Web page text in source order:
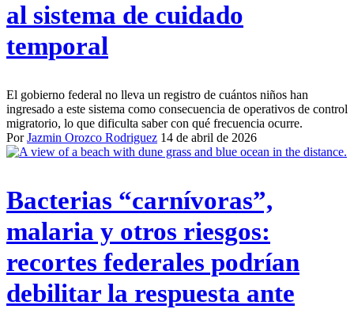
al sistema de cuidado
temporal
El gobierno federal no lleva un registro de cuántos niños han
ingresado a este sistema como consecuencia de operativos de control
migratorio, lo que dificulta saber con qué frecuencia ocurre.
PorJazmin Orozco Rodriguez 14 de abril de 2026
Bacterias “carnívoras”,
malaria y otros riesgos:
recortes federales podrían
debilitar la respuesta ante